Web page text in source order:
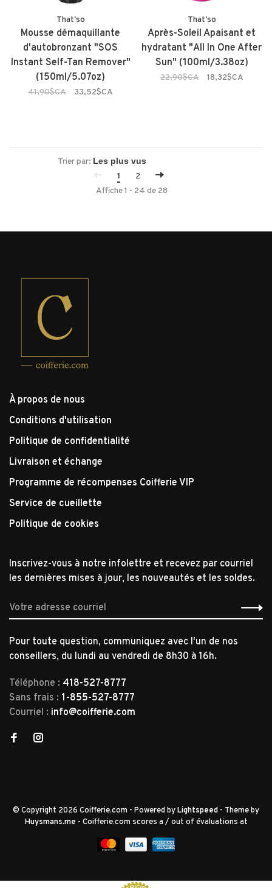
That'so
Mousse démaquillante
d'autobronzant "SOS
Instant Self-Tan Remover"
(150ml/5.07oz)
41,90$CA 33,52$CA
That'so
Après-Soleil Apaisant et
hydratant "All In One After
Sun" (100ml/3.38oz)
22,90$CA 18,32$CA
Trier par:
1
2
Affiche 1 - 24 de 28
À propos de nous
Conditions d'utilisation
Politique de confidentialité
Livraison et échange
Programme de récompenses Coifferie VIP
Service de cueillette
Politique de cookies
Inscrivez-vous à notre infolettre et recevez par courriel
les dernières mises à jour, les nouveautés et les soldes.
Pour toute question, communiquez avec l'un de nos
conseillers, du lundi au vendredi de 8h30 à 16h.
Téléphone : 418-527-8777
Sans frais : 1-855-527-8777
Courriel : info@coifferie.com
© Copyright 2026 Coifferie.com - Powered byLightspeed - Theme by
Huysmans.me - Coifferie.com scores a / out of évaluations at